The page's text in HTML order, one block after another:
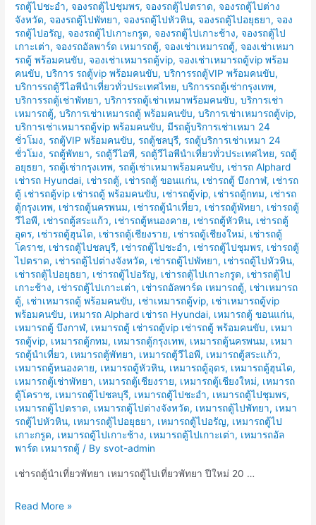
รถตู้ไปชะอำ,จองรถตู้ไปชุมพร,จองรถตู้ไปตราด,จองรถตู้ไปต่าง
จังหวัด,จองรถตู้ไปพัทยา,จองรถตู้ไปหัวหิน,จองรถตู้ไปอยุธยา,จอง
รถตู้ไปอรัญ,จองรถตู้ไปเกาะกรูด,จองรถตู้ไปเกาะช้าง,จองรถตู้ไป
เกาะเต่า,จองรถอัลพาร์ด เหมารถตู้,จองเช่าเหมารถตู้,จองเช่าเหมา
รถตู้ พร้อมคนขับ,จองเช่าเหมารถตู้vip,จองเช่าเหมารถตู้vip พร้อม
คนขับ,บริการ รถตู้vip พร้อมคนขับ,บริการรถตู้VIP พร้อมคนขับ,
บริการรถตู้วีไอพีนำเที่ยวทั่วประเทศไทย,บริการรถตู้เช่ากรุงเทพ,
บริการรถตู้เช่าพัทยา,บริการรถตู้เช่าเหมาพร้อมคนขับ,บริการเช่า
เหมารถตู้,บริการเช่าเหมารถตู้ พร้อมคนขับ,บริการเช่าเหมารถตู้vip,
บริการเช่าเหมารถตู้vip พร้อมคนขับ,มีรถตู้บริการเช่าเหมา 24
ชั่วโมง,รถตู้VIP พร้อมคนขับ,รถตู้ชลบุรี,รถตู้บริการเช่าเหมา 24
ชั่วโมง,รถตู้พัทยา,รถตู้วีไอพี,รถตู้วีไอพีนำเที่ยวทั่วประเทศไทย,รถตู้
อยุธยา,รถตู้เช่ากรุงเทพ,รถตู้เช่าเหมาพร้อมคนขับ, เช่ารถ Alphard
เช่ารถ Hyundai, เช่ารถตู้, เช่ารถตู้ ขอนแก่น, เช่ารถตู้ บึงกาฬ, เช่ารถ
ตู้ เช่ารถตู้vip เช่ารถตู้ พร้อมคนขับ, เช่ารถตู้vip, เช่ารถตู้กทม, เช่ารถ
ตู้กรุงเทพ, เช่ารถตู้นครพนม, เช่ารถตู้นำเที่ยว, เช่ารถตู้พัทยา, เช่ารถตู้
วีไอพี, เช่ารถตู้สระแก้ว, เช่ารถตู้หนองคาย, เช่ารถตู้หัวหิน, เช่ารถตู้
อุดร, เช่ารถตู้ฮุนได, เช่ารถตู้เชียงราย, เช่ารถตู้เชียงใหม่, เช่ารถตู้
โคราช, เช่ารถตู้ไปชลบุรี, เช่ารถตู้ไปชะอำ, เช่ารถตู้ไปชุมพร, เช่ารถตู้
ไปตราด, เช่ารถตู้ไปต่างจังหวัด, เช่ารถตู้ไปพัทยา, เช่ารถตู้ไปหัวหิน,
เช่ารถตู้ไปอยุธยา, เช่ารถตู้ไปอรัญ, เช่ารถตู้ไปเกาะกรูด, เช่ารถตู้ไป
เกาะช้าง, เช่ารถตู้ไปเกาะเต่า, เช่ารถอัลพาร์ด เหมารถตู้, เช่าเหมารถ
ตู้, เช่าเหมารถตู้ พร้อมคนขับ, เช่าเหมารถตู้vip, เช่าเหมารถตู้vip
พร้อมคนขับ, เหมารถ Alphard เช่ารถ Hyundai, เหมารถตู้ ขอนแก่น,
เหมารถตู้ บึงกาฬ, เหมารถตู้ เช่ารถตู้vip เช่ารถตู้ พร้อมคนขับ, เหมา
รถตู้vip, เหมารถตู้กทม, เหมารถตู้กรุงเทพ, เหมารถตู้นครพนม, เหมา
รถตู้นำเที่ยว, เหมารถตู้พัทยา, เหมารถตู้วีไอพี, เหมารถตู้สระแก้ว,
เหมารถตู้หนองคาย, เหมารถตู้หัวหิน, เหมารถตู้อุดร, เหมารถตู้ฮุนได,
เหมารถตู้เช่าพัทยา, เหมารถตู้เชียงราย, เหมารถตู้เชียงใหม่, เหมารถ
ตู้โคราช, เหมารถตู้ไปชลบุรี, เหมารถตู้ไปชะอำ, เหมารถตู้ไปชุมพร,
เหมารถตู้ไปตราด, เหมารถตู้ไปต่างจังหวัด, เหมารถตู้ไปพัทยา, เหมา
รถตู้ไปหัวหิน, เหมารถตู้ไปอยุธยา, เหมารถตู้ไปอรัญ, เหมารถตู้ไป
เกาะกรูด, เหมารถตู้ไปเกาะช้าง, เหมารถตู้ไปเกาะเต่า, เหมารถอัล
พาร์ด เหมารถตู้ / Bysvot-admin
เช่ารถตู้นำเที่ยวพัทยา เหมารถตู้ไปเที่ยวพัทยา ปีใหม่ 20 …
เช่า
Read More »